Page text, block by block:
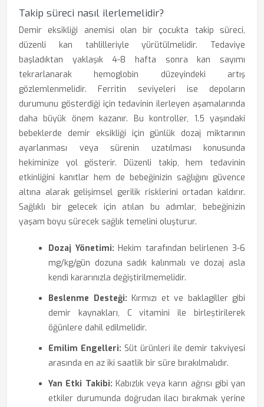
Takip süreci nasıl ilerlemelidir?
Demir eksikliği anemisi olan bir çocukta takip süreci,
düzenli kan tahlilleriyle yürütülmelidir. Tedaviye
başladıktan yaklaşık 4-8 hafta sonra kan sayımı
tekrarlanarak hemoglobin düzeyindeki artış
gözlemlenmelidir. Ferritin seviyeleri ise depoların
durumunu gösterdiği için tedavinin ilerleyen aşamalarında
daha büyük önem kazanır. Bu kontroller, 1.5 yaşındaki
bebeklerde demir eksikliği için günlük dozaj miktarının
ayarlanması veya sürenin uzatılması konusunda
hekiminize yol gösterir. Düzenli takip, hem tedavinin
etkinliğini kanıtlar hem de bebeğinizin sağlığını güvence
altına alarak gelişimsel gerilik risklerini ortadan kaldırır.
Sağlıklı bir gelecek için atılan bu adımlar, bebeğinizin
yaşam boyu sürecek sağlık temelini oluşturur.
Dozaj Yönetimi: Hekim tarafından belirlenen 3-6
mg/kg/gün dozuna sadık kalınmalı ve dozaj asla
kendi kararınızla değiştirilmemelidir.
Beslenme Desteği: Kırmızı et ve baklagiller gibi
demir kaynakları, C vitamini ile birleştirilerek
öğünlere dahil edilmelidir.
Emilim Engelleri: Süt ürünleri ile demir takviyesi
arasında en az iki saatlik bir süre bırakılmalıdır.
Yan Etki Takibi: Kabızlık veya karın ağrısı gibi yan
etkiler durumunda doğrudan ilacı bırakmak yerine